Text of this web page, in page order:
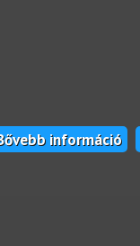
információ